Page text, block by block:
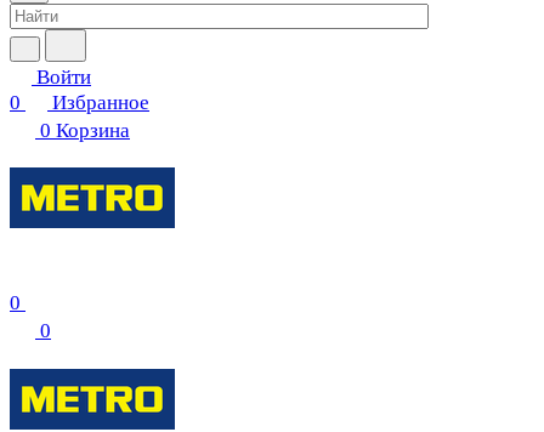
Войти
0
Избранное
0 Корзина
0
0